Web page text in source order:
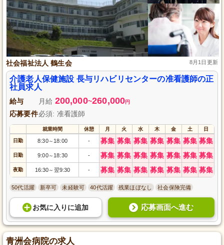
社会福祉法人 鶴生会 8月1日更新
介護老人保健施設 長与リハビリセンターの准看護師の正
社員求人
給与 月給 200,000~260,000円
応募要件必須: 准看護師
就業時間 休憩 月 火 水 木 金 土 日
日勤 8:30～ 18:00 - 募集 募集 募集 募集 募集 募集 募集
日勤 9:00～ 18:30 - 募集 募集 募集 募集 募集 募集 募集
夜勤 16:30～ 翌9:30 - 募集 募集 募集 募集 募集 募集 募集
50代活躍 新卒可 未経験可 40代活躍 残業ほぼなし 社会保険完備
お気に入り に追加 応募画面へ進む
青洲会病院の求人